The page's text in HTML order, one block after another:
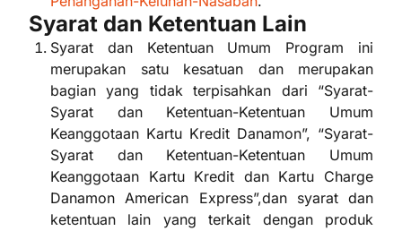
Syarat dan Ketentuan Lain
Syarat dan Ketentuan Umum Program ini
merupakan satu kesatuan dan merupakan
bagian yang tidak terpisahkan dari “Syarat-
Syarat dan Ketentuan-Ketentuan Umum
Keanggotaan Kartu Kredit Danamon”, “Syarat-
Syarat dan Ketentuan-Ketentuan Umum
Keanggotaan Kartu Kredit dan Kartu Charge
Danamon American Express”,dan syarat dan
ketentuan lain yang terkait dengan produk